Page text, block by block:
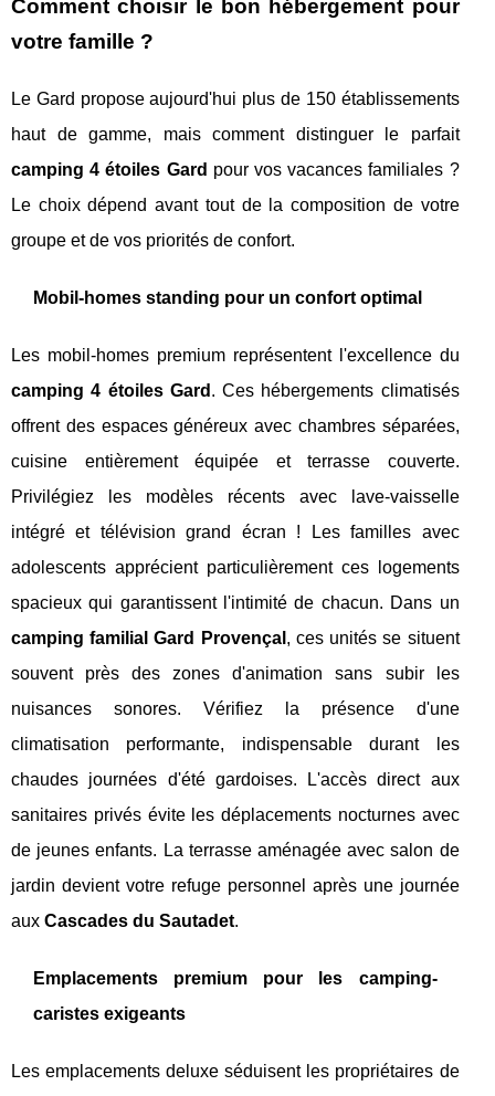
Comment choisir le bon hébergement pour
votre famille ?
Le Gard propose aujourd'hui plus de 150 établissements
haut de gamme, mais comment distinguer le parfait
camping 4 étoiles Gard pour vos vacances familiales ?
Le choix dépend avant tout de la composition de votre
groupe et de vos priorités de confort.
Mobil-homes standing pour un confort optimal
Les mobil-homes premium représentent l'excellence du
camping 4 étoiles Gard . Ces hébergements climatisés
offrent des espaces généreux avec chambres séparées,
cuisine entièrement équipée et terrasse couverte.
Privilégiez les modèles récents avec lave-vaisselle
intégré et télévision grand écran ! Les familles avec
adolescents apprécient particulièrement ces logements
spacieux qui garantissent l'intimité de chacun. Dans un
camping familial Gard Provençal , ces unités se situent
souvent près des zones d'animation sans subir les
nuisances sonores. Vérifiez la présence d'une
climatisation performante, indispensable durant les
chaudes journées d'été gardoises. L'accès direct aux
sanitaires privés évite les déplacements nocturnes avec
de jeunes enfants. La terrasse aménagée avec salon de
jardin devient votre refuge personnel après une journée
aux Cascades du Sautadet.
Emplacements premium pour les camping-
caristes exigeants
Les emplacements deluxe séduisent les propriétaires de